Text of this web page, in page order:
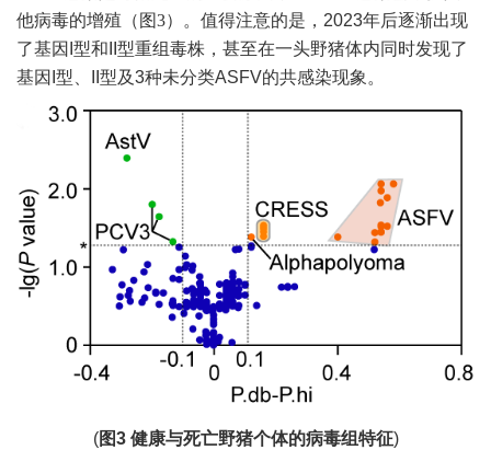
他病毒的增殖 （图3） 。值得注意的是， 2023年后逐渐出现
了基因I型和II型重组毒株，甚至在一头野猪体内同时发现了
基因I型、II型及3种未分类ASFV的共感染现象。
(图3 健康与死亡野猪个体的病毒组特征)